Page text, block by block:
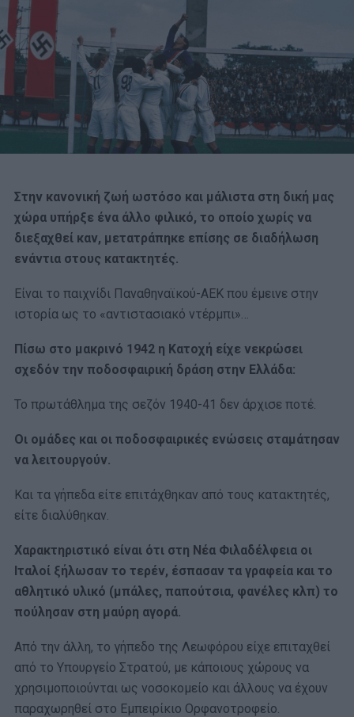
Στην κανονική ζωή ωστόσο και μάλιστα στη δική μας
χώρα υπήρξε ένα άλλο φιλικό, το οποίο χωρίς να
διεξαχθεί καν, μετατράπηκε επίσης σε διαδήλωση
ενάντια στους κατακτητές.
Είναι το παιχνίδι Παναθηναϊκού-ΑΕΚ που έμεινε στην
ιστορία ως το «αντιστασιακό ντέρμπι»…
Πίσω στο μακρινό 1942 η Κατοχή είχε νεκρώσει
σχεδόν την ποδοσφαιρική δράση στην Ελλάδα:
Το πρωτάθλημα της σεζόν 1940-41 δεν άρχισε ποτέ.
Οι ομάδες και οι ποδοσφαιρικές ενώσεις σταμάτησαν
να λειτουργούν.
Και τα γήπεδα είτε επιτάχθηκαν από τους κατακτητές,
είτε διαλύθηκαν.
Χαρακτηριστικό είναι ότι στη Νέα Φιλαδέλφεια οι
Ιταλοί ξήλωσαν το τερέν, έσπασαν τα γραφεία και το
αθλητικό υλικό (μπάλες, παπούτσια, φανέλες κλπ) το
πούλησαν στη μαύρη αγορά.
Από την άλλη, το γήπεδο της Λεωφόρου είχε επιταχθεί
από το Υπουργείο Στρατού, με κάποιους χώρους να
χρησιμοποιούνται ως νοσοκομείο και άλλους να έχουν
παραχωρηθεί στο Εμπειρίκιο Ορφανοτροφείο.